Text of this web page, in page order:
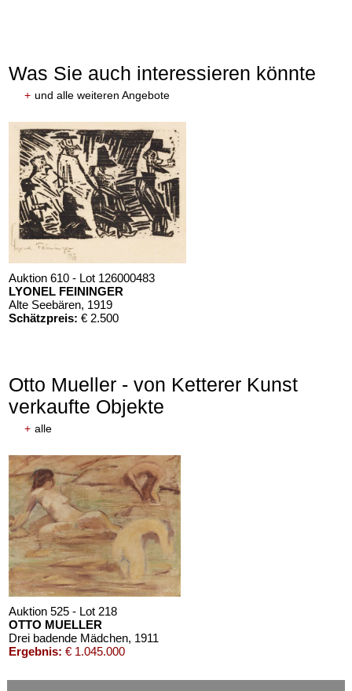
Was Sie auch interessieren könnte
+ und alle weiteren Angebote
Auktion 610 - Lot 126000483
LYONEL FEININGER
Alte Seebären, 1919
Schätzpreis: € 2.500
Auktion 610 - Lot 426000372
HERMANN MAX PECHSTEIN
Reisebilder , 1919
Schätzpreis:€ 1.600
Otto Mueller - von Ketterer Kunst
verkaufte Objekte
+ alle
Auktion 525 - Lot 218
OTTO MUELLER
Drei badende Mädchen, 1911
Ergebnis: € 1.045.000